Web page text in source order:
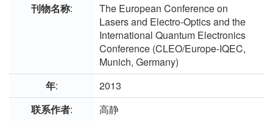
刊物名称:
The European Conference on
Lasers and Electro-Optics and the
International Quantum Electronics
Conference (CLEO/Europe-IQEC,
Munich, Germany)
年:
2013
联系作者: 高静